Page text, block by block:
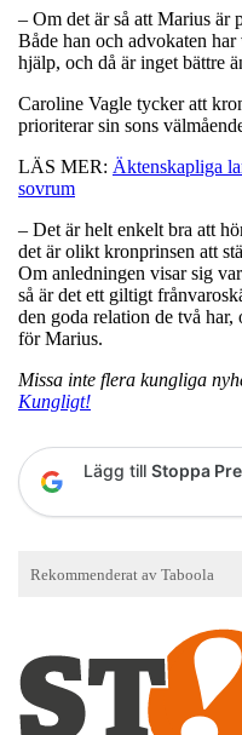
– Om det är så att Marius är
Både han och advokaten
hjälp, och då är inget bättre
Caroline Vagle tycker att
prioriterar sin sons
LÄS MER: Äktenskapliga
sovrum
– Det är helt enkelt bra att
det är olikt kronprinsen att
Om anledningen visar sig
så är det ett giltigt
den goda relation de två
för Marius.
Missa inte flera kungliga
Kungligt!
Lägg till Stoppa